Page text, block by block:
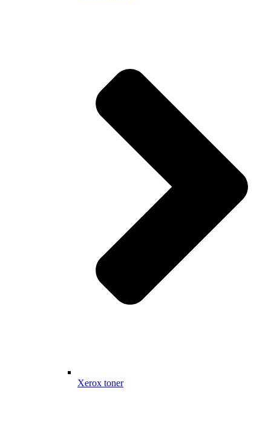
Xerox toner